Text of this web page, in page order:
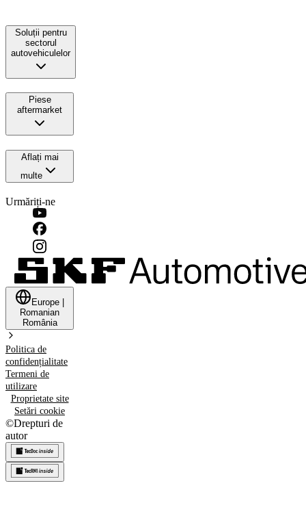
Soluții pentru
sectorul
autovehiculelor
Piese
aftermarket
Aflați mai
multe
Urmăriți-ne
Europe
Romanian
România
Politica de
confidențialitate
Termeni de
utilizare
Proprietate site
Setări cookie
©Drepturi de
autor